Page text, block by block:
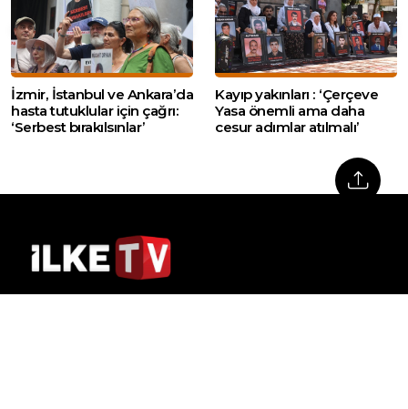
İzmir, İstanbul ve Ankara’da
hasta tutuklular için çağrı:
‘Serbest bırakılsınlar’
Kayıp yakınları : ‘Çerçeve
Yasa önemli ama daha
cesur adımlar atılmalı’